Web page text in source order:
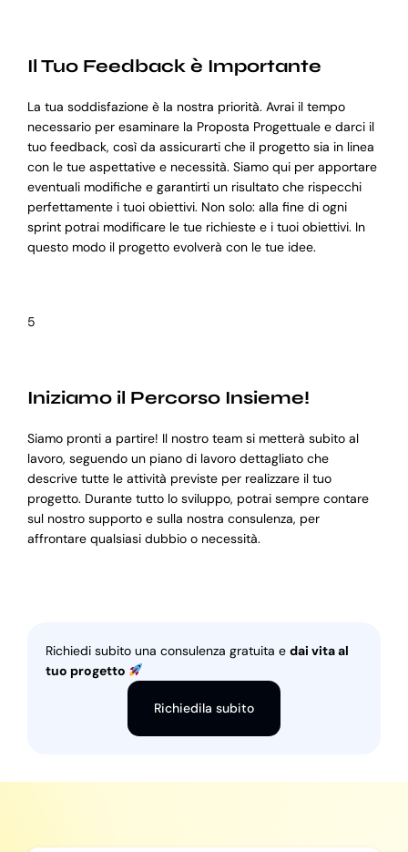
Il Tuo Feedback è Importante
La tua soddisfazione è la nostra priorità. Avrai il tempo
necessario per esaminare la Proposta Progettuale e darci il
tuo feedback, così da assicurarti che il progetto sia in linea
con le tue aspettative e necessità. Siamo qui per apportare
eventuali modifiche e garantirti un risultato che rispecchi
perfettamente i tuoi obiettivi. Non solo: alla fine di ogni
sprint potrai modificare le tue richieste e i tuoi obiettivi. In
questo modo il progetto evolverà con le tue idee.
5
Iniziamo il Percorso Insieme!
Siamo pronti a partire! Il nostro team si metterà subito al
lavoro, seguendo un piano di lavoro dettagliato che
descrive tutte le attività previste per realizzare il tuo
progetto. Durante tutto lo sviluppo, potrai sempre contare
sul nostro supporto e sulla nostra consulenza, per
affrontare qualsiasi dubbio o necessità.
Richiedi subito una consulenza gratuita e dai vita al
tuo progetto
Richiedila subito